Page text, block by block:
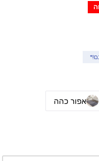
אפור כהה